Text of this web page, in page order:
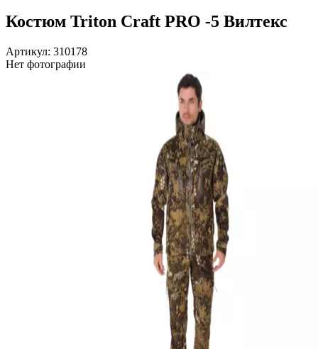
Костюм Triton Craft PRO -5 Вилтекс
Артикул: 310178
Нет фотографии